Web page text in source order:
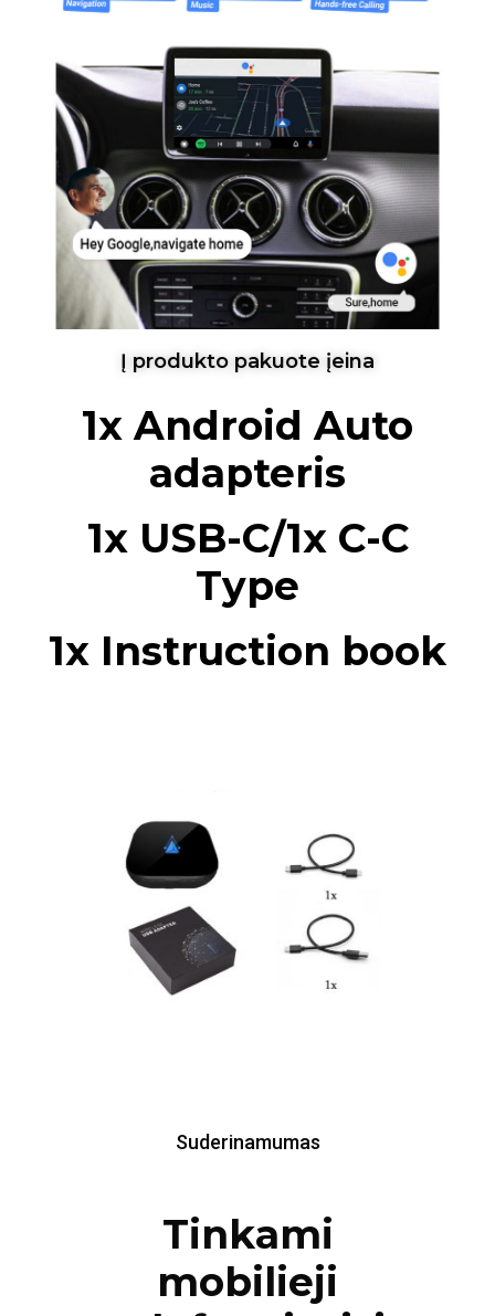
Į produkto pakuote įeina
1x Android Auto
adapteris
1x USB-C/1x C-C
Type
1x Instruction book
Suderinamumas
Tinkami
mobilieji